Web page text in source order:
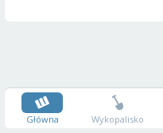
Główna Wykopalisko